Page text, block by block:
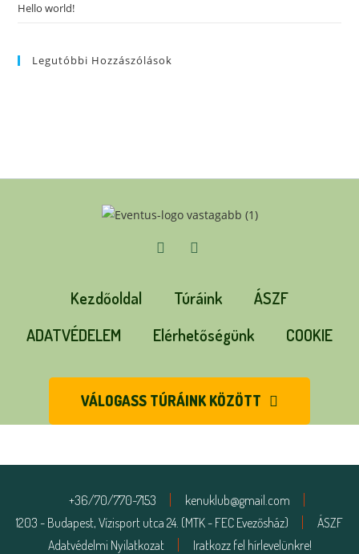
Hello world!
Legutóbbi Hozzászólások
Kezdőoldal Túráink
ÁSZF
ADATVÉDELEM
Elérhetőségünk COOKIE
VÁLOGASS TÚRÁINK KÖZÖTT
+36/70/770-7153
kenuklub@gmail.com
1203 - Budapest, Vízisport utca 24. (MTK - FEC Evezősház)
ÁSZF
Adatvédelmi Nyilatkozat
Iratkozz fel hírlevelünkre!